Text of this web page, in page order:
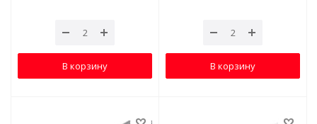
В корзину В корзину